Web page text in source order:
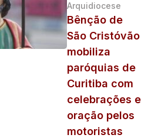
Arquidiocese
Bênção de
São Cristóvão
mobiliza
paróquias de
Curitiba com
celebrações e
oração pelos
motoristas